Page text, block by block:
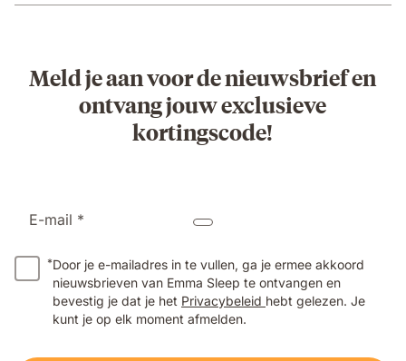
Meld je aan voor de nieuwsbrief en
ontvang jouw exclusieve
kortingscode!
E-mail *
*Door je e-mailadres in te vullen, ga je ermee akkoord
nieuwsbrieven van Emma Sleep te ontvangen en
bevestig je dat je het Privacybeleid hebt gelezen. Je
kunt je op elk moment afmelden.